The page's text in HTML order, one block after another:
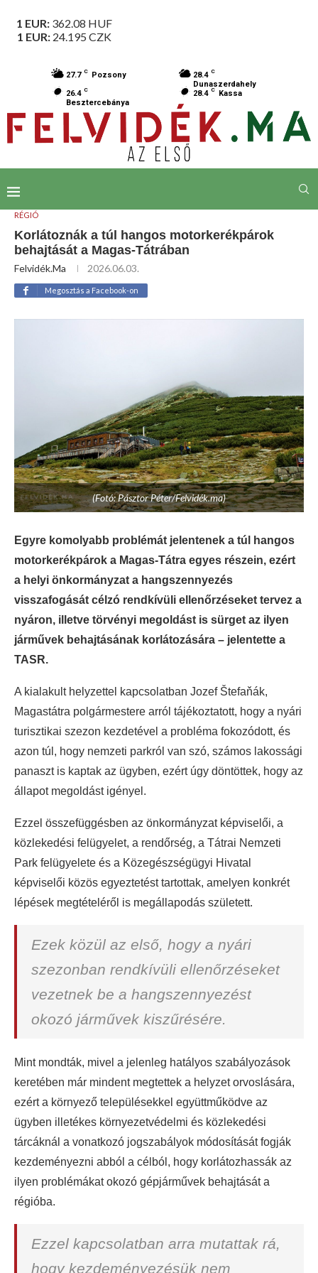
1 EUR: 362.08 HUF
1 EUR: 24.195 CZK
27.7 C Pozsony 28.4 C
Dunaszerdahely
26.4 C
Besztercebánya
28.4 C Kassa
RÉGIÓ
Korlátoznák a túl hangos motorkerékpárok
behajtását a Magas-Tátrában
Felvidék.ma 2026.06.03.
Megosztás a Facebook-on
(Fotó: Pásztor Péter/Felvidék.ma)
Egyre komolyabb problémát jelentenek a túl hangos
motorkerékpárok a Magas-Tátra egyes részein, ezért
a helyi önkormányzat a hangszennyezés
visszafogását célzó rendkívüli ellenőrzéseket tervez a
nyáron, illetve törvényi megoldást is sürget az ilyen
járművek behajtásának korlátozására – jelentette a
TASR.
A kialakult helyzettel kapcsolatban Jozef Štefaňák,
Magastátra polgármestere arról tájékoztatott, hogy a nyári
turisztikai szezon kezdetével a probléma fokozódott, és
azon túl, hogy nemzeti parkról van szó, számos lakossági
panaszt is kaptak az ügyben, ezért úgy döntöttek, hogy az
állapot megoldást igényel.
Ezzel összefüggésben az önkormányzat képviselői, a
közlekedési felügyelet, a rendőrség, a Tátrai Nemzeti
Park felügyelete és a Közegészségügyi Hivatal
képviselői közös egyeztetést tartottak, amelyen konkrét
lépések megtételéről is megállapodás született.
Ezek közül az első, hogy a nyári
szezonban rendkívüli ellenőrzéseket
vezetnek be a hangszennyezést
okozó járművek kiszűrésére.
Mint mondták, mivel a jelenleg hatályos szabályozások
keretében már mindent megtettek a helyzet orvoslására,
ezért a környező településekkel együttműködve az
ügyben illetékes környezetvédelmi és közlekedési
tárcáknál a vonatkozó jogszabályok módosítását fogják
kezdeményezni abból a célból, hogy korlátozhassák az
ilyen problémákat okozó gépjárművek behajtását a
régióba.
Ezzel kapcsolatban arra mutattak rá,
hogy kezdeményezésük nem